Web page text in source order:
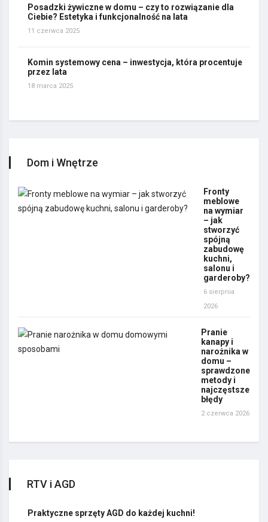
Posadzki żywiczne w domu – czy to rozwiązanie dla
Ciebie? Estetyka i funkcjonalność na lata
11 czerwca 2025
Komin systemowy cena – inwestycja, która procentuje
przez lata
18 marca 2025
Dom i Wnętrze
Fronty
meblowe
na wymiar
– jak
stworzyć
spójną
zabudowę
kuchni,
salonu i
garderoby?
6 sierpnia
2026
Pranie
kanapy i
narożnika w
domu –
sprawdzone
metody i
najczęstsze
błędy
2 czerwca 2026
RTV i AGD
Praktyczne sprzęty AGD do każdej kuchni!